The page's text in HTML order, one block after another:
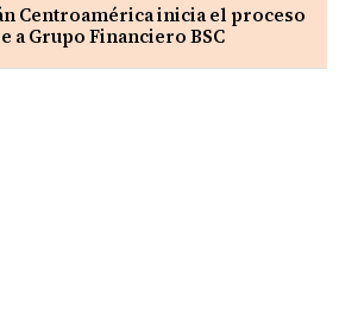
Centroamérica inicia el proceso
a Grupo Financiero BSC